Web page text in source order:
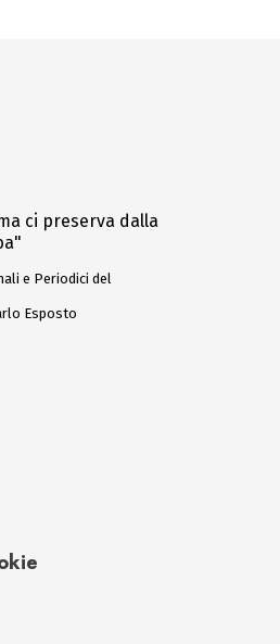
ci preserva dalla
e Periodici del
Esposto